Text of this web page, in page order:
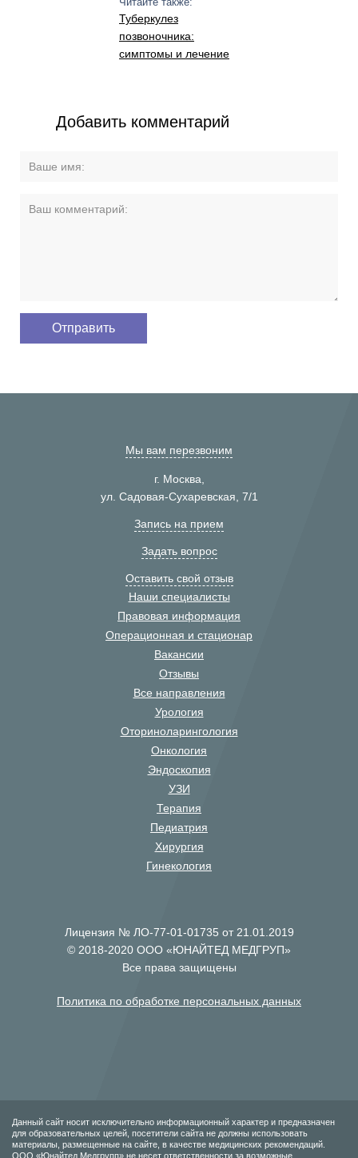
Туберкулез
позвоночника:
симптомы и лечение
Добавить комментарий
Мы вам перезвоним
г. Москва,
ул. Садовая-Сухаревская, 7/1
Запись на прием
Задать вопрос
Оставить свой отзыв
Наши специалисты
Правовая информация
Операционная и стационар
Вакансии
Отзывы
Все направления
Урология
Оториноларингология
Онкология
Эндоскопия
УЗИ
Терапия
Педиатрия
Хирургия
Гинекология
Лицензия № ЛО-77-01-01735 от 21.01.2019
© 2018-2020 ООО «ЮНАЙТЕД МЕДГРУП»
Все права защищены
Политика по обработке персональных данных
Данный сайт носит исключительно информационный характер и предназначен
для образовательных целей, посетители сайта не должны использовать
материалы, размещенные на сайте, в качестве медицинских рекомендаций.
ООО «Юнайтед Медгрупп» не несет ответственности за возможные